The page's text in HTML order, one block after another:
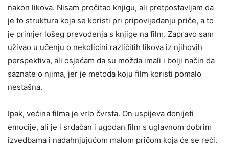
nakon likova. Nisam pročitao knjigu, ali pretpostavljam da
je to struktura koja se koristi pri pripovijedanju priče, a to
je primjer lošeg prevođenja s knjige na film. Zapravo sam
uživao u učenju o nekolicini različitih likova iz njihovih
perspektiva, ali osjećam da su možda imali i bolji način da
saznate o njima, jer je metoda koju film koristi pomalo
nestašna.
Ipak, većina filma je vrlo čvrsta. On uspijeva donijeti
emocije, ali je i srdačan i ugodan film s uglavnom dobrim
izvedbama i nadahnjujućom malom pričom koja će se reći.